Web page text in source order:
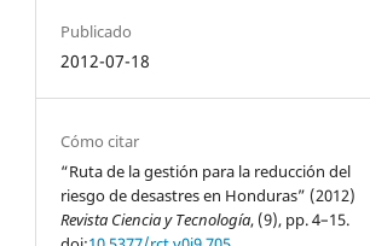
Publicado
2012-07-18
Cómo citar
“Ruta de la gestión para la reducción del
riesgo de desastres en Honduras” (2012)
Revista Ciencia y Tecnología, (9), pp. 4–15.